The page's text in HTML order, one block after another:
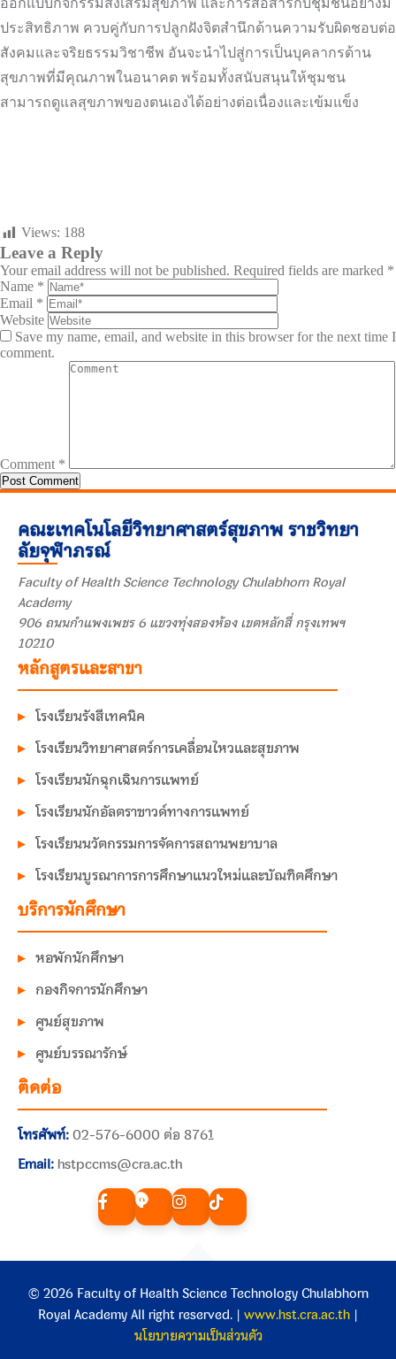
ออกแบบกิจกรรมส่งเสริมสุขภาพ และการสื่อสารกับชุมชนอย่างมี
ประสิทธิภาพ ควบคู่กับการปลูกฝังจิตสำนึกด้านความรับผิดชอบต่อ
สังคมและจริยธรรมวิชาชีพ อันจะนำไปสู่การเป็นบุคลากรด้าน
สุขภาพที่มีคุณภาพในอนาคต พร้อมทั้งสนับสนุนให้ชุมชน
สามารถดูแลสุขภาพของตนเองได้อย่างต่อเนื่องและเข้มแข็ง
Views: 188
Leave a Reply
Your email address will not be published. Required fields are marked *
Name *
Email *
Website
Save my name, email, and website in this browser for the next time I
comment.
Comment *
คณะเทคโนโลยีวิทยาศาสตร์สุขภาพ ราชวิทยา
ลัยจุฬาภรณ์
Faculty of Health Science Technology Chulabhorn Royal
Academy
906 ถนนกำแพงเพชร 6 แขวงทุ่งสองห้อง เขตหลักสี่ กรุงเทพฯ
10210
หลักสูตรและสาขา
โรงเรียนรังสีเทคนิค
โรงเรียนวิทยาศาสตร์การเคลื่อนไหวและสุขภาพ
โรงเรียนนักฉุกเฉินการแพทย์
โรงเรียนนักอัลตราซาวด์ทางการแพทย์
โรงเรียนนวัตกรรมการจัดการสถานพยาบาล
โรงเรียนบูรณาการการศึกษาแนวใหม่และบัณฑิตศึกษา
บริการนักศึกษา
หอพักนักศึกษา
กองกิจการนักศึกษา
ศูนย์สุขภาพ
ศูนย์บรรณารักษ์
ติดต่อ
โทรศัพท์:02-576-6000 ต่อ 8761
Email: hstpccms@cra.ac.th
© 2026 Faculty of Health Science Technology Chulabhorn
Royal Academy All right reserved. | www.hst.cra.ac.th |
นโยบายความเป็นส่วนตัว